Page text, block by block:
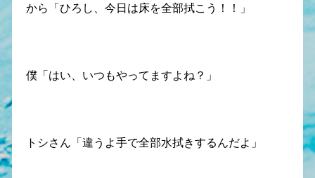
から「ひろし、今日は床を全部拭こう！！」
僕「はい、いつもやってますよね？」
トシさん「違うよ手で全部水拭きするんだよ」